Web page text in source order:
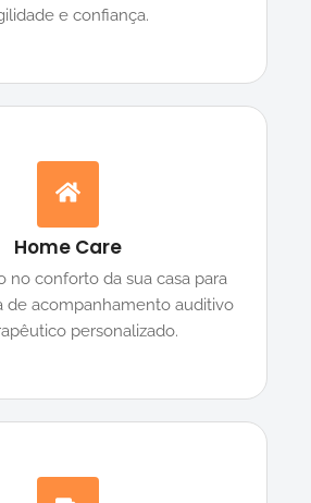
e confiança.
Home Care
no conforto da sua casa para
de acompanhamento auditivo
personalizado.